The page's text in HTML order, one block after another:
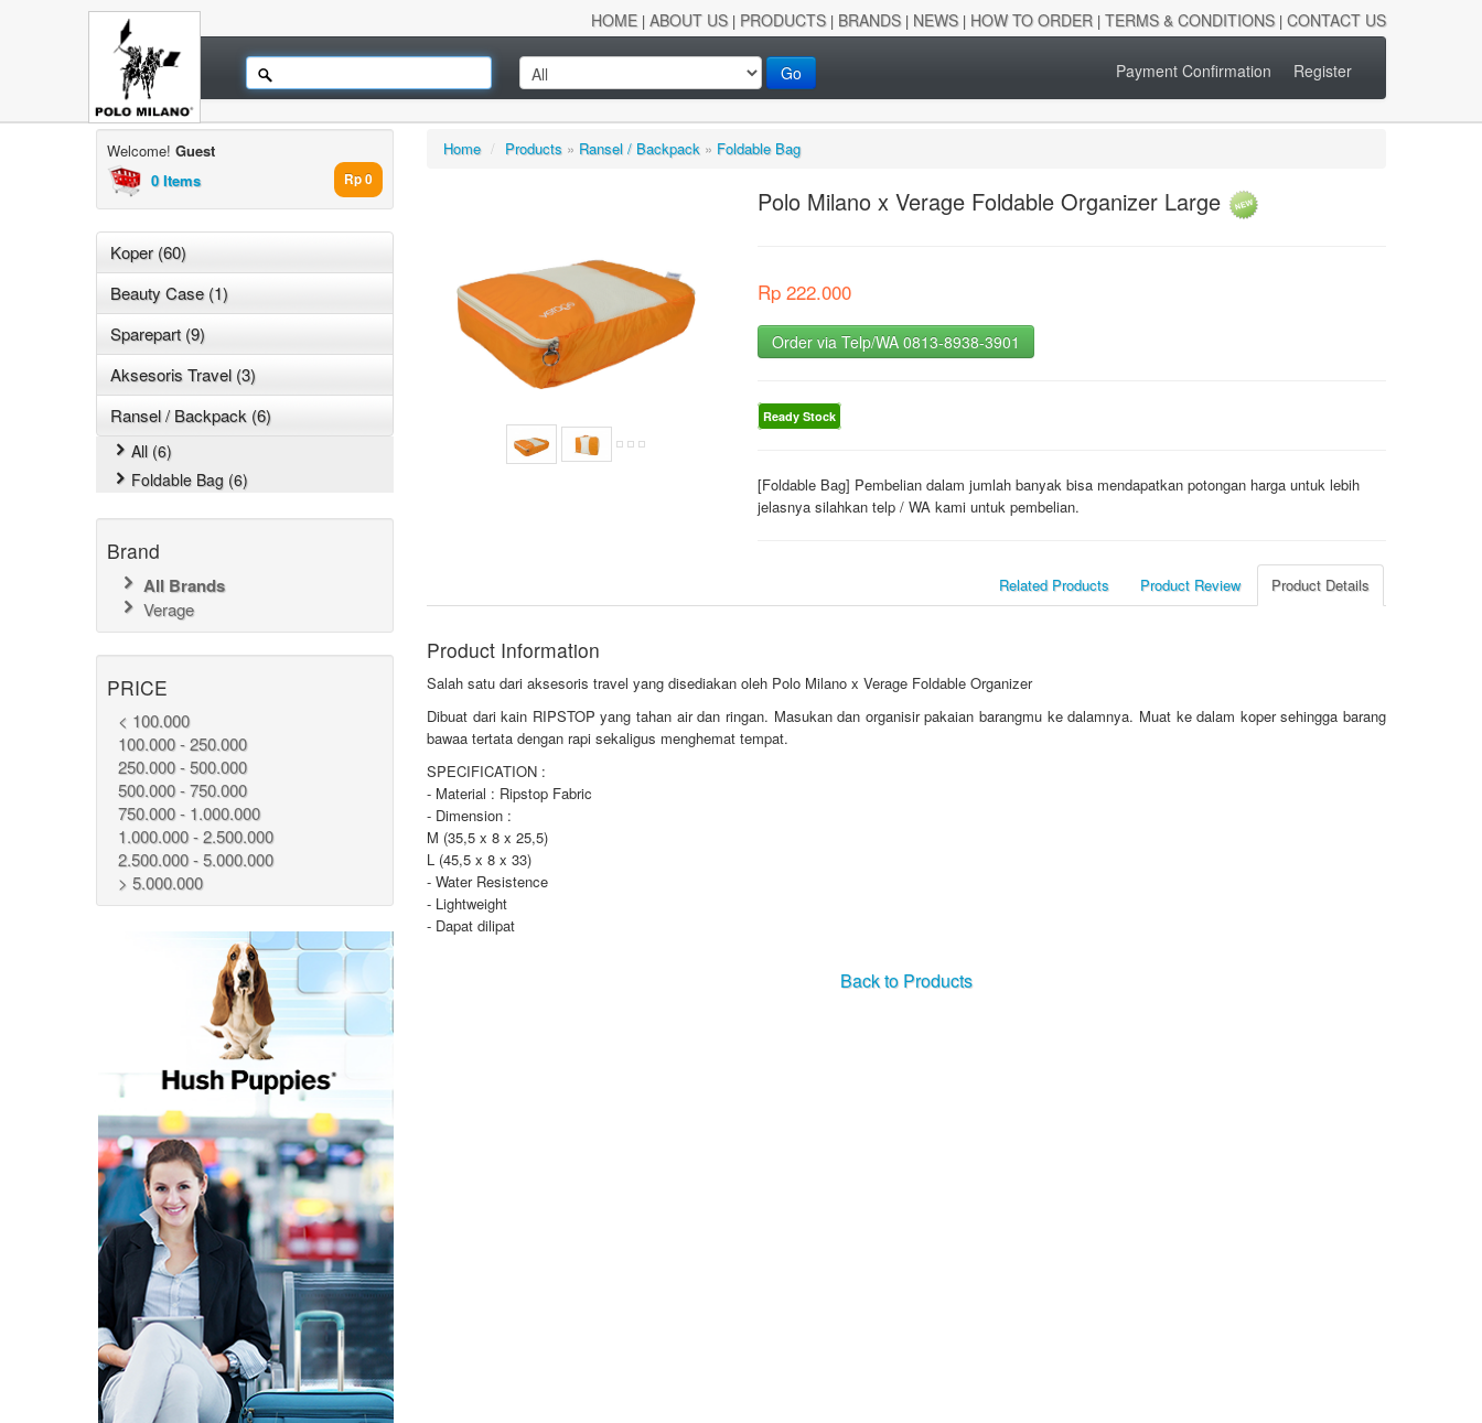
HOME | ABOUT US| PRODUCTS| BRANDS| NEWS| HOW TO ORDER | TERMS & CONDITIONS| CONTACT US
Go Payment Confirmation Register
Welcome! Guest
0 Items
Rp 0
Koper (60)
Beauty Case (1)
Sparepart (9)
Aksesoris Travel (3)
Ransel / Backpack (6)
All (6)
Foldable Bag (6)
Brand
All Brands
Verage
PRICE
< 100.000
100.000 - 250.000
250.000 - 500.000
500.000 - 750.000
750.000 - 1.000.000
1.000.000 - 2.500.000
2.500.000 - 5.000.000
> 5.000.000
Home / Products » Ransel / Backpack » Foldable Bag
Polo Milano x Verage Foldable Organizer Large
Rp 222.000
Order via Telp/WA 0813-8938-3901
Ready Stock
[Foldable Bag] Pembelian dalam jumlah banyak bisa mendapatkan potongan harga untuk lebih
jelasnya silahkan telp / WA kami untuk pembelian.
Product Details
Product Review
Related Products
Product Information
Salah satu dari aksesoris travel yang disediakan oleh Polo Milano x Verage Foldable Organizer
Dibuat dari kain RIPSTOP yang tahan air dan ringan. Masukan dan organisir pakaian barangmu ke dalamnya. Muat ke dalam koper sehingga barang
bawaa tertata dengan rapi sekaligus menghemat tempat.
SPECIFICATION :
- Material : Ripstop Fabric
- Dimension :
M (35,5 x 8 x 25,5)
L (45,5 x 8 x 33)
- Water Resistence
- Lightweight
- Dapat dilipat
Back to Products